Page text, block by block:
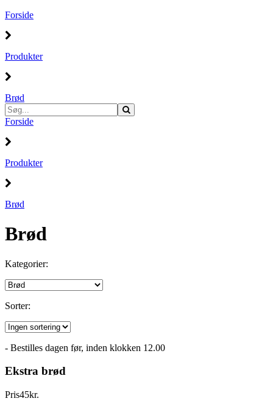
Forside
Produkter
Brød
Forside
Produkter
Brød
Brød
Kategorier:
Sorter:
- Bestilles dagen før, inden klokken 12.00
Ekstra brød
Pris45kr.